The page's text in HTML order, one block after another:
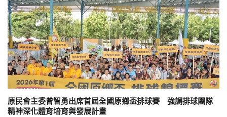
原民會主委曾智勇出席首屆全國原鄉盃排球賽 強調排球團隊
精神深化體育培育與發展計畫